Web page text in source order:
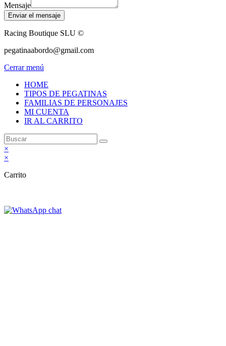
Mensaje
Enviar el mensaje
Racing Boutique SLU ©
pegatinaabordo@gmail.com
Cerrar menú
HOME
TIPOS DE PEGATINAS
FAMILIAS DE PERSONAJES
MI CUENTA
IR AL CARRITO
×
×
Carrito